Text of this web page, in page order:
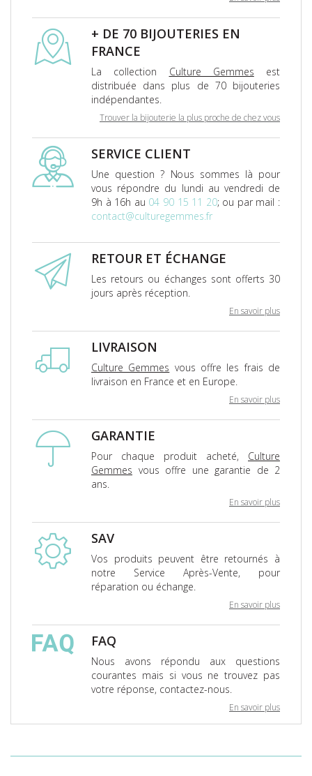
+ DE 70 BIJOUTERIES EN
FRANCE
La collection Culture Gemmes est
distribuée dans plus de 70 bijouteries
indépendantes.
Trouver la bijouterie la plus proche de chez vous
SERVICE CLIENT
Une question ? Nous sommes là pour
vous répondre du lundi au vendredi de
9h à 16h au 04 90 15 11 20; ou par mail :
contact@culturegemmes.fr
RETOUR ET ÉCHANGE
Les retours ou échanges sont offerts 30
jours après réception.
En savoir plus
LIVRAISON
Culture Gemmes vous offre les frais de
livraison en France et en Europe.
En savoir plus
GARANTIE
Pour chaque produit acheté, Culture
Gemmes vous offre une garantie de 2
ans.
En savoir plus
SAV
Vos produits peuvent être retournés à
notre Service Après-Vente, pour
réparation ou échange.
En savoir plus
FAQ
Nous avons répondu aux questions
courantes mais si vous ne trouvez pas
votre réponse, contactez-nous.
En savoir plus